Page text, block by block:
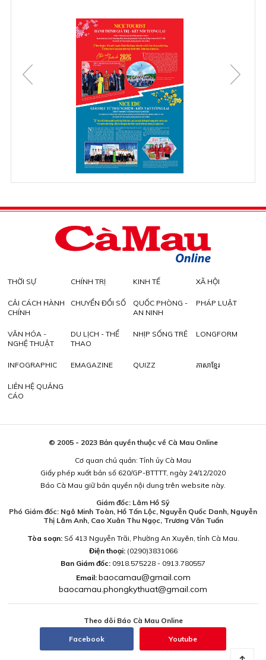
THỜI SỰ CHÍNH TRỊ KINH TẾ XÃ HỘI
CẢI CÁCH HÀNH
CHÍNH
CHUYỂN ĐỔI SỐ
QUỐC PHÒNG -
AN NINH
PHÁP LUẬT
VĂN HÓA -
NGHỆ THUẬT
DU LỊCH - THỂ
THAO
NHỊP SỐNG TRẺ LONGFORM
INFOGRAPHIC EMAGAZINE QUIZZ ភាសាខ្មែរ
LIÊN HỆ QUẢNG
CÁO
© 2005 - 2023 Bản quyền thuộc về Cà Mau Online
Cơ quan chủ quản: Tỉnh ủy Cà Mau
Giấy phép xuất bản số 620/GP-BTTTT, ngày 24/12/2020
Báo Cà Mau giữ bản quyền nội dung trên website này.
Giám đốc: Lâm Hồ Sỹ
Phó Giám đốc: Ngô Minh Toàn, Hồ Tấn Lộc, Nguyễn Quốc Danh, Nguyễn
Thị Lâm Anh, Cao Xuân Thu Ngọc, Trương Văn Tuấn
Tòa soạn:Số 413 Nguyễn Trãi, Phường An Xuyên, tỉnh Cà Mau.
Điện thoại: (0290)3831066
Ban Giám đốc: 0918.575228 - 0913.780557
Email: baocamau@gmail.com
baocamau.phongkythuat@gmail.com
Theo dõi Báo Cà Mau Online
Facebook Youtube